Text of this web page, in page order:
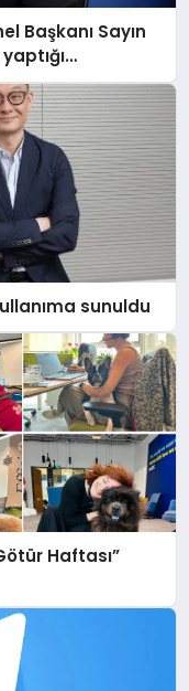
Başkanı Sayın
sunuldu
Haftası”